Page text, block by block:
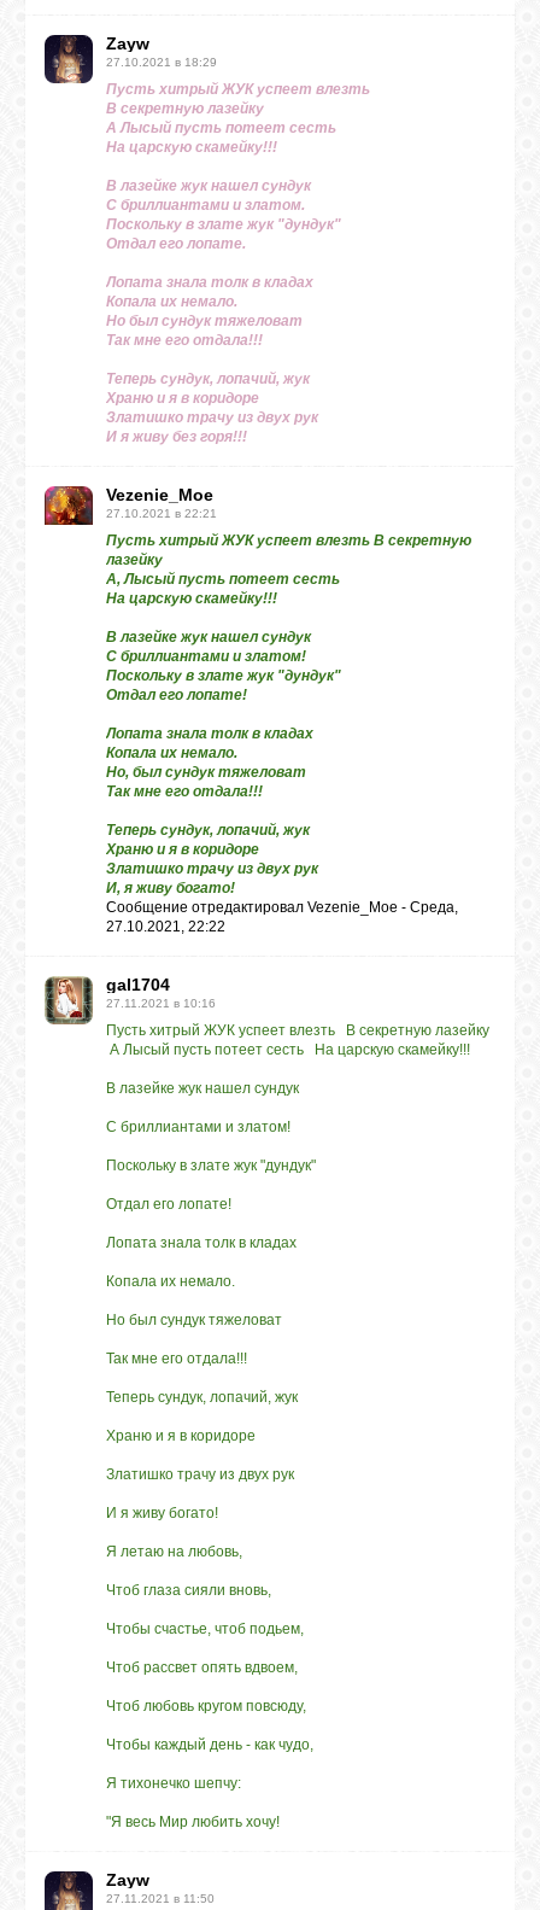
Zayw
27.10.2021 в 18:29
Пусть хитрый ЖУК успеет влезть
В секретную лазейку
А Лысый пусть потеет сесть
На царскую скамейку!!!
В лазейке жук нашел сундук
С бриллиантами и златом.
Поскольку в злате жук "дундук"
Отдал его лопате.
Лопата знала толк в кладах
Копала их немало.
Но был сундук тяжеловат
Так мне его отдала!!!
Теперь сундук, лопачий, жук
Храню и я в коридоре
Златишко трачу из двух рук
И я живу без горя!!!
Vezenie_Moe
27.10.2021 в 22:21
Пусть хитрый ЖУК успеет влезть В секретную
лазейку
А, Лысый пусть потеет сесть
На царскую скамейку!!!
В лазейке жук нашел сундук
С бриллиантами и златом!
Поскольку в злате жук "дундук"
Отдал его лопате!
Лопата знала толк в кладах
Копала их немало.
Но, был сундук тяжеловат
Так мне его отдала!!!
Теперь сундук, лопачий, жук
Храню и я в коридоре
Златишко трачу из двух рук
И, я живу богато!
Сообщение отредактировал Vezenie_Moe - Среда,
27.10.2021, 22:22
gal1704
27.11.2021 в 10:16
Пусть хитрый ЖУК успеет влезть В секретную лазейку
А Лысый пусть потеет сесть На царскую скамейку!!!
В лазейке жук нашел сундук
С бриллиантами и златом!
Поскольку в злате жук "дундук"
Отдал его лопате!
Лопата знала толк в кладах
Копала их немало.
Но был сундук тяжеловат
Так мне его отдала!!!
Теперь сундук, лопачий, жук
Храню и я в коридоре
Златишко трачу из двух рук
И я живу богато!
Я летаю на любовь,
Чтоб глаза сияли вновь,
Чтобы счастье, чтоб подьем,
Чтоб рассвет опять вдвоем,
Чтоб любовь кругом повсюду,
Чтобы каждый день - как чудо,
Я тихонечко шепчу:
"Я весь Мир любить хочу!
Zayw
27.11.2021 в 11:50